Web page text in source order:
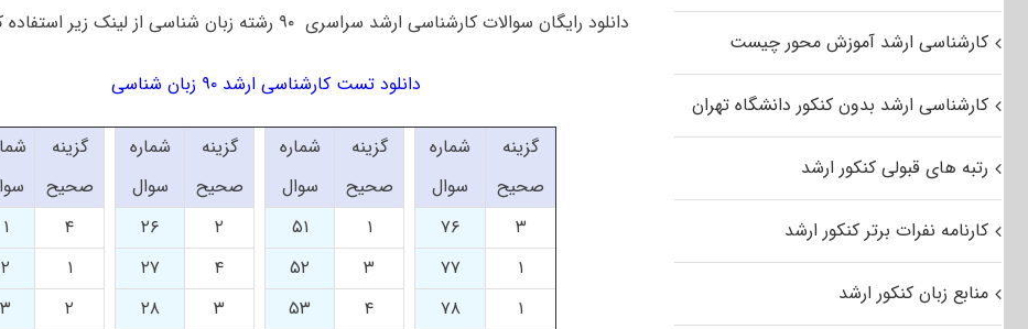
دانلود رایگان سوالات کارشناسی ارشد سراسری ۹۰ رشته زبان شناسی از لینک زیر استفاده کنید.
دانلود تست کارشناسی ارشد ۹۰ زبان شناسی
گزینه
صحیح
شماره
سوال
گزینه
صحیح
شماره
سوال
گزینه
صحیح
شماره
سوال
گزینه
صحیح
۳
۷۶ ۱ ۵۱ ۲ ۲۶ ۴
۱
۱
۷۷ ۳ ۵۲ ۴ ۲۷ ۱
۲
۱
۷۸ ۴ ۵۳ ۳ ۲۸ ۲
۳
کارشناسی ارشد آموزش محور چیست
کارشناسی ارشد بدون کنکور دانشگاه تهران
رتبه های قبولی کنکور ارشد
کارنامه نفرات برتر کنکور ارشد
منابع زبان کنکور ارشد